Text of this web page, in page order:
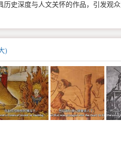
历史深度与人文关怀的作品，引发观
)